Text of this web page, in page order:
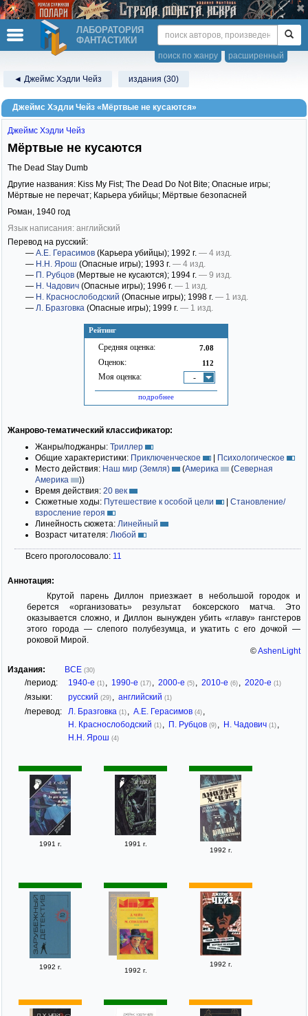
ЛАБОРАТОРИЯ
ФАНТАСТИКИ
расширенный
поиск по жанру
◄ Джеймс Хэдли Чейз издания (30)
Джеймс Хэдли Чейз «Мёртвые не кусаются»
Рейтинг
Средняя оценка: 7.08
Оценок: 112
Моя оценка: -
подробнее
Джеймс Хэдли Чейз
Мёртвые не кусаются
The Dead Stay Dumb
Другие названия: Kiss My Fist; The Dead Do Not Bite; Опасные игры;
Мёртвые не перечат; Карьера убийцы; Мёртвые безопасней
Роман, 1940 год
Язык написания: английский
Перевод на русский:
— А.Е. Герасимов (Карьера убийцы); 1992 г. — 4 изд.
— Н.Н. Ярош (Опасные игры); 1993 г. — 4 изд.
— П. Рубцов (Мертвые не кусаются); 1994 г. — 9 изд.
— Н. Чадович (Опасные игры); 1996 г. — 1 изд.
— Н. Краснослободский (Опасные игры); 1998 г. — 1 изд.
— Л. Бразговка (Опасные игры); 1999 г. — 1 изд.
Жанрово-тематический классификатор:
Жанры/поджанры: Триллер
Общие характеристики: Приключенческое | Психологическое
Место действия: Наш мир (Земля) (Америка (Северная
Америка
))
Время действия: 20 век
Сюжетные ходы: Путешествие к особой цели | Становление/
взросление героя
Линейность сюжета: Линейный
Возраст читателя: Любой
Всего проголосовало: 11
Аннотация:
Крутой парень Диллон приезжает в небольшой городок и
берется «организовать» результат боксерского матча. Это
оказывается сложно, и Диллон вынужден убить «главу» гангстеров
этого города — слепого полубезумца, и укатить с его дочкой —
роковой Мирой.
©AshenLight
Издания:
ВСЕ (30)
/период: 1940-е (1) 1990-е (17) 2000-е (5) 2010-е (6) 2020-е (1)
/языки: русский (29) английский (1)
/перевод: Л. Бразговка (1) А.Е. Герасимов (4)
Н. Краснослободский (1) П. Рубцов (9) Н. Чадович (1)
Н.Н. Ярош (4)
1991 г.
1991 г.
1992 г.
1992 г. 1992 г.
1992 г.